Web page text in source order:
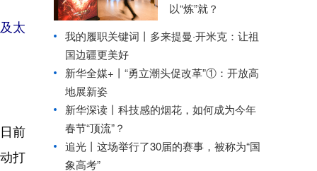
太
前
打
以“炼”就？
我的履职关键词丨多来提曼·开米克：让祖
国边疆更美好
新华全媒+丨 “勇立潮头促改革”①：开放高
地展新姿
新华深读丨科技感的烟花，如何成为今年
春节“顶流”？
追光丨 这场举行了30届的赛事，被称为“国
象高考”